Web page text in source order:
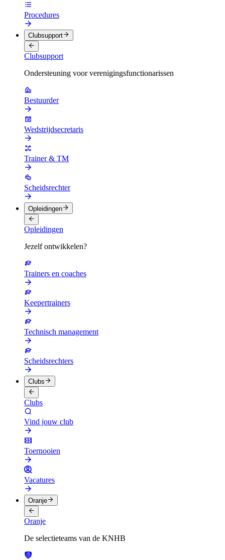
Procedures
Clubsupport
Clubsupport
Ondersteuning voor verenigingsfunctionarissen
Bestuurder
Wedstrijdsecretaris
Trainer & TM
Scheidsrechter
Opleidingen
Opleidingen
Jezelf ontwikkelen?
Trainers en coaches
Keepertrainers
Technisch management
Scheidsrechters
Clubs
Clubs
Vind jouw club
Toernooien
Vacatures
Oranje
Oranje
De selectieteams van de KNHB